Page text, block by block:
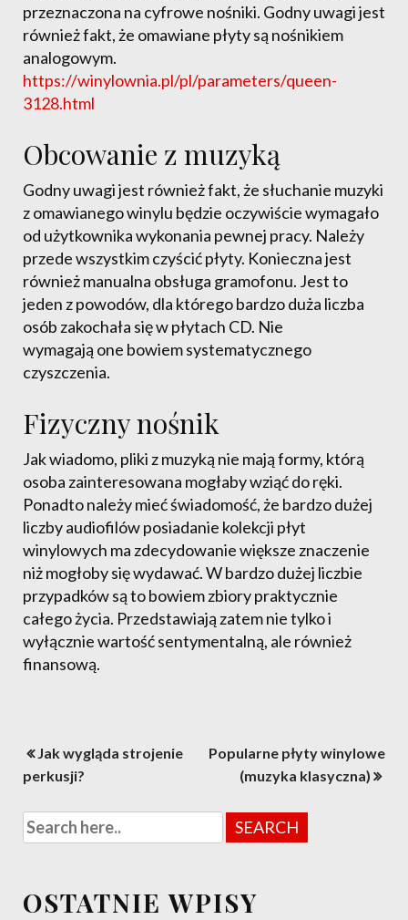
przeznaczona na cyfrowe nośniki. Godny uwagi jest
również fakt, że omawiane płyty są nośnikiem
analogowym.
https://winylownia.pl/pl/parameters/queen-
3128.html
Obcowanie z muzyką
Godny uwagi jest również fakt, że słuchanie muzyki
z omawianego winylu będzie oczywiście wymagało
od użytkownika wykonania pewnej pracy. Należy
przede wszystkim czyścić płyty. Konieczna jest
również manualna obsługa gramofonu. Jest to
jeden z powodów, dla którego bardzo duża liczba
osób zakochała się w płytach CD. Nie
wymagają one bowiem systematycznego
czyszczenia.
Fizyczny nośnik
Jak wiadomo, pliki z muzyką nie mają formy, którą
osoba zainteresowana mogłaby wziąć do ręki.
Ponadto należy mieć świadomość, że bardzo dużej
liczby audiofilów posiadanie kolekcji płyt
winylowych ma zdecydowanie większe znaczenie
niż mogłoby się wydawać. W bardzo dużej liczbie
przypadków są to bowiem zbiory praktycznie
całego życia. Przedstawiają zatem nie tylko i
wyłącznie wartość sentymentalną, ale również
finansową.
Nawigacja
wpisu
Jak wygląda strojenie
perkusji?
Popularne płyty winylowe
(muzyka klasyczna)
OSTATNIE WPISY